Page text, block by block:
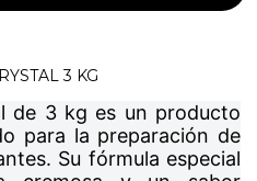
3 KG
de 3 kg es un producto
para la preparación de
Su fórmula especial